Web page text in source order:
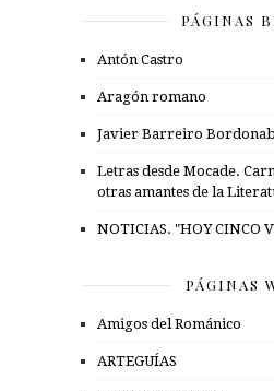
PÁGINAS
Antón Castro
Aragón romano
Javier Barreiro
Letras desde Mocade.
otras amantes de la
NOTICIAS. "HOY CINCO
PÁGINAS
Amigos del Románico
ARTEGUÍAS